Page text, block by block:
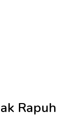
Rapuh